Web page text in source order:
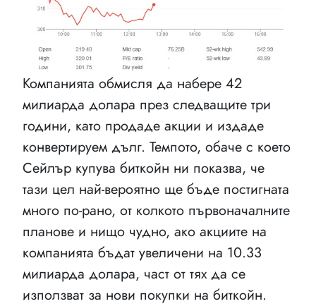
Компанията обмисля да набере 42
милиарда долара през следващите три
години, като продаде акции и издаде
конвертируем дълг. Темпото, обаче с което
Сейлър купува биткойн ни показва, че
тази цел най-вероятно ще бъде постигната
много по-рано, от колкото първоначалните
планове и нищо чудно, ако акциите на
компанията бъдат увеличени на 10.33
милиарда долара, част от тях да се
използват за нови покупки на биткойн.